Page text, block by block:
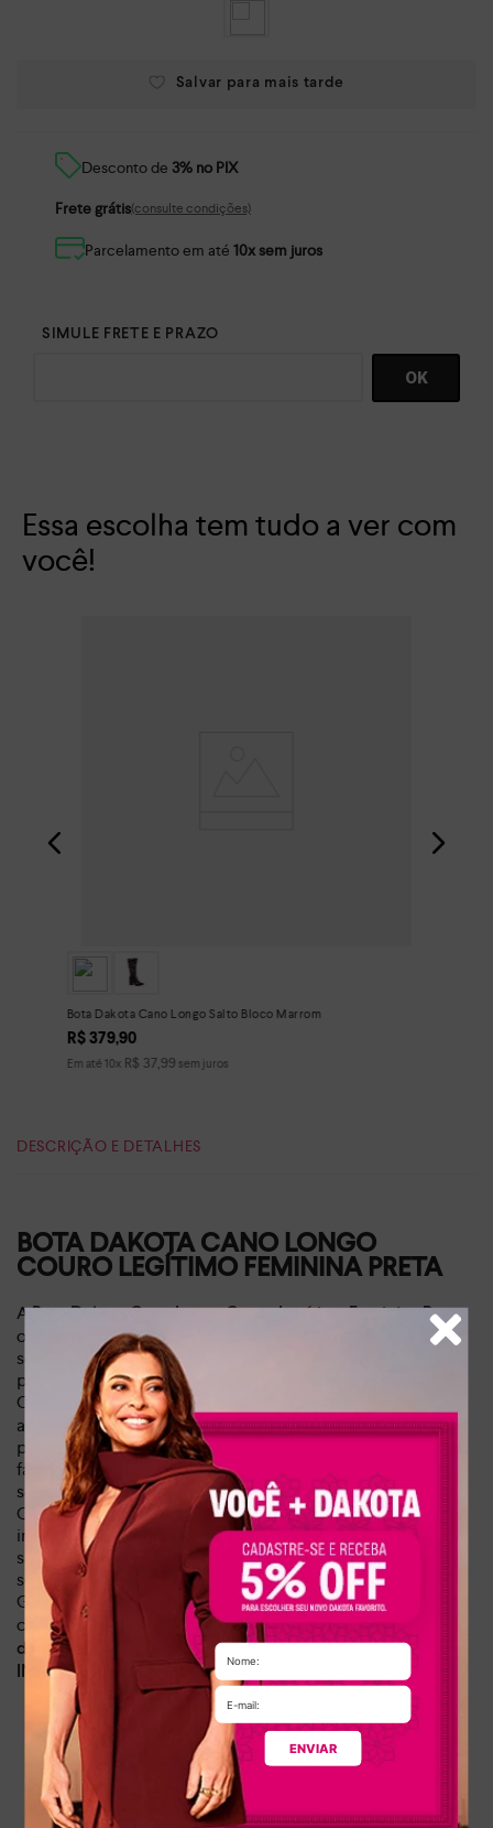
ENVIAR
Desconto de 3% no PIX
Frete grátis(consulte condições)
Parcelamento em até 10x sem juros
Essa escolha tem tudo a ver com
você!
Bota Dakota Cano Longo Salto Bloco Marrom
R$ 379,90
Em até 10x R$ 37,99 sem juros
DESCRIÇÃO E DETALHES
BOTA DAKOTA CANO LONGO
COURO LEGÍTIMO FEMININA PRETA
ABota Dakota Cano Longo Couro Legítimo Feminina Preta
oferece elegância e conforto. Proporciona leveza e ajuste
seguro ao caminhar, elevando seu estilo com praticidade
para o dia a dia.
Confeccionada emcouro legítimo
acabamento premium. Forro em tecido com espuma
proporciona conforto. O fechamento em zíper lateral
facilita o calce, enquanto o salto bloco de 7,3 cm assegura
segurança ao caminhar.
Com design urbano, esta bota de cano longo (42 cm) é
indicada para outono-inverno. Combina facilmente com
saias, vestidos e calças, criando looks elegantes e
sofisticados para diversas ocasiões.
Garanta sua Bota Dakota. Aproveitefrete grátis(consulte
condições),
parcelamento em até 10x sem jurose3% de
desconto no PIX
INDICAÇÃO DE USO:
Para looks de trabalho elegantes
Em eventos sociais noturnos
Para passeios urbanos com estilo
Combinações de outono-inverno
Com vestidos e saias midi